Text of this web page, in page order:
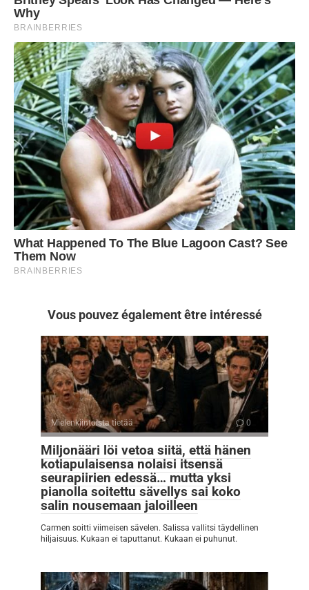
Vous pouvez également être intéressé
Mielenkiintoista tietää 0
Miljonääri löi vetoa siitä, että hänen
kotiapulaisensa nolaisi itsensä
seurapiirien edessä… mutta yksi
pianolla soitettu sävellys sai koko
salin nousemaan jaloilleen
Carmen soitti viimeisen sävelen. Salissa vallitsi täydellinen
hiljaisuus. Kukaan ei taputtanut. Kukaan ei puhunut.